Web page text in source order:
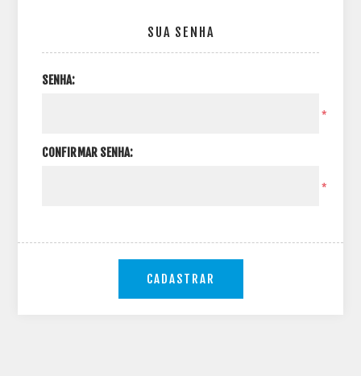
SUA SENHA
SENHA:
*
CONFIRMAR SENHA:
*
CADASTRAR